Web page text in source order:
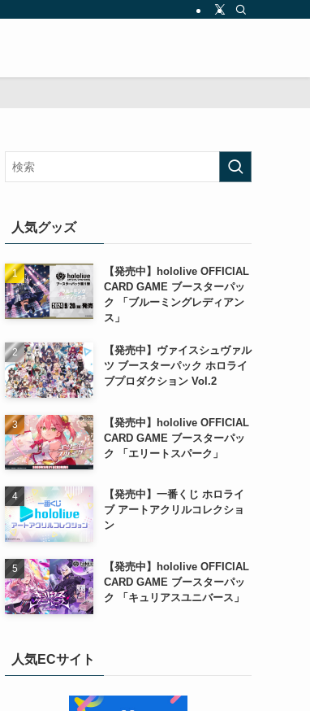
人気グッズ
【発売中】hololive OFFICIAL
CARD GAME ブースターパッ
ク 「ブルーミングレディアン
ス」
【発売中】ヴァイスシュヴァル
ツ ブースターパック ホロライ
ブプロダクション Vol.2
【発売中】hololive OFFICIAL
CARD GAME ブースターパッ
ク 「エリートスパーク」
【発売中】一番くじ ホロライ
ブ アートアクリルコレクショ
ン
【発売中】hololive OFFICIAL
CARD GAME ブースターパッ
ク 「キュリアスユニバース」
人気ECサイト